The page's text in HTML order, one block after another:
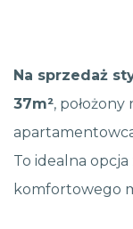
Na sprzedaż
37m²,
To idealna
komfortowego